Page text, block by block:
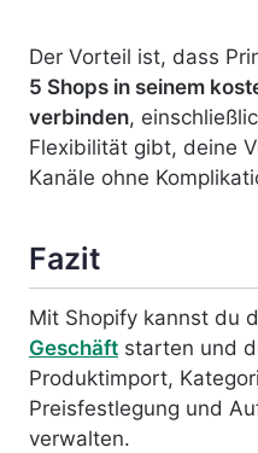
Der Vorteil ist, dass
5 Shops in seinem
verbinden,
Flexibilität gibt, deine
Kanäle ohne
Fazit
Mit Shopify kannst du
Geschäft starten und
Produktimport,
Preisfestlegung und
verwalten.